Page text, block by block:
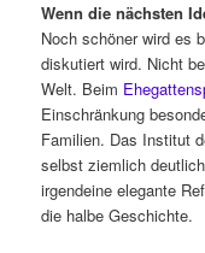
Wenn die nächsten
Noch schöner wird es
diskutiert wird. Nicht
Welt. Beim
Einschränkung
Familien. Das Institut
selbst ziemlich
irgendeine elegante
die halbe Geschichte.